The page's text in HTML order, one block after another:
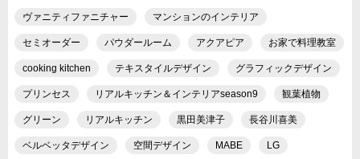
ヴァニティファニチャー マンションのインテリア
セミオーダー パウダールーム アクアピア お家で料理教室
cooking kitchen テキスタイルデザイン グラフィックデザイン
プリンセス リアルキッチン＆インテリアseason9 観葉植物
グリーン リアルキッチン 黒田美津子 長谷川喜美
ベルベッタデザイン 空間デザイン MABE LG